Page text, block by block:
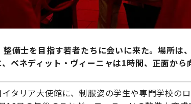
整備士を目指す若者たちに会いに来た。場所は
ベネディット・ヴィーニャは1時間、正面から
タリア大使館に、制服姿の学生や専門学校の